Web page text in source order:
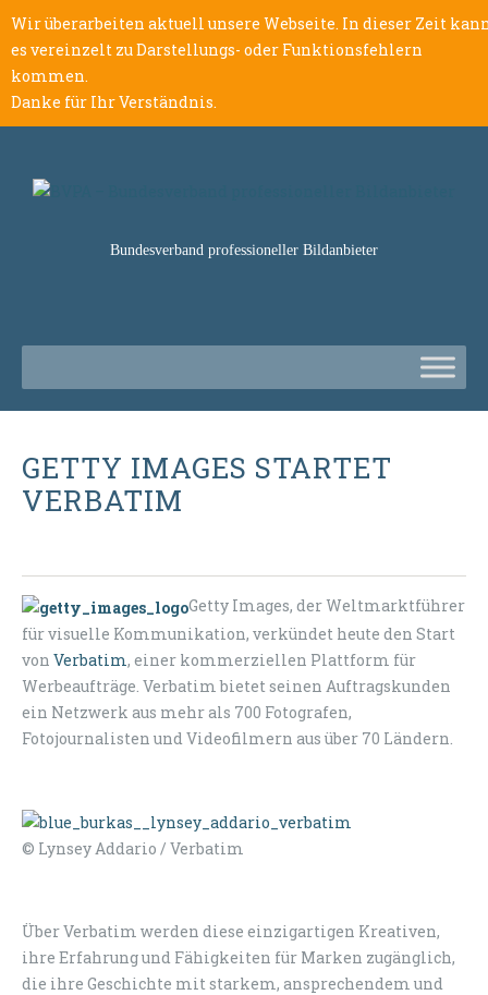
Wir überarbeiten aktuell unsere Webseite. In dieser Zeit
es vereinzelt zu Darstellungs- oder Funktionsfehlern
kommen.
Danke für Ihr Verständnis.
Bundesverband professioneller Bildanbieter
GETTY IMAGES STARTET
VERBATIM
Getty Images, der Weltmarktführer
für visuelle Kommunikation, verkündet heute den Start
von Verbatim, einer kommerziellen Plattform für
Werbeaufträge. Verbatim bietet seinen Auftragskunden
ein Netzwerk aus mehr als 700 Fotografen,
Fotojournalisten und Videofilmern aus über 70 Ländern.
© Lynsey Addario / Verbatim
Über Verbatim werden diese einzigartigen Kreativen,
ihre Erfahrung und Fähigkeiten für Marken zugänglich,
die ihre Geschichte mit starkem, ansprechendem und